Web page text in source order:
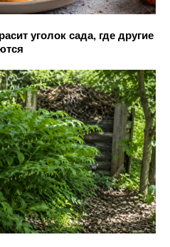
уголок сада, где другие